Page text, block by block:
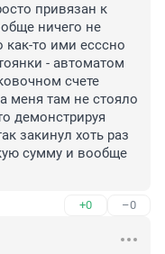
привязан к
ничего не
как-то ими есссно
- автоматом
счете
меня там не стояло
демонстрируя
закинул хоть раз
сумму и вообще
+0 –0